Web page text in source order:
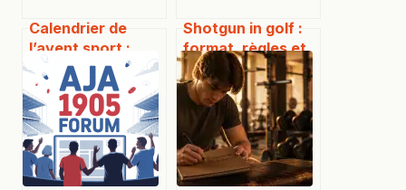
Calendrier de
l’avent sport :
idées, modèles et
conseils pour bien
choisir
Shotgun in golf :
format, règles et
conseils pour bien
le vivre